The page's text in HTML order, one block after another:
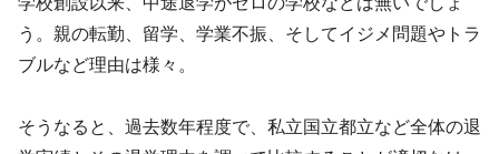
う。親の転勤、留学、学業不振、そしてイジメ問題やトラ
ブルなど理由は様々。
そうなると、過去数年程度で、私立国立都立など全体の退